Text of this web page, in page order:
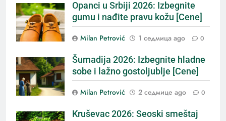
Opanci u Srbiji 2026: Izbegnite
gumu i nađite pravu kožu [Cene]
Milan Petrović 1 седмица ago 0
Šumadija 2026: Izbegnite hladne
sobe i lažno gostoljublje [Cene]
Milan Petrović 2 седмице ago 0
Kruševac 2026: Seoski smeštaj